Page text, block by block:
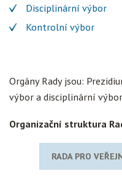
Disciplinární výbor
Kontrolní výbor
Orgány Rady jsou:
výbor a disciplinární
Organizační struktura
RADA PRO